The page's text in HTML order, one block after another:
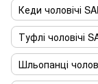
Кеди чоловічі
Туфлі чоловічі
Шльопанці